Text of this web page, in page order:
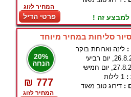
המחיר לזוג
פרטי הדיל
סליחות במחיר מיוחד
20%
הנחה
₪ 777
המחיר לזוג
: לינה וארוחת בוקר
: 1 לילות
: דירוג טוב מאוד